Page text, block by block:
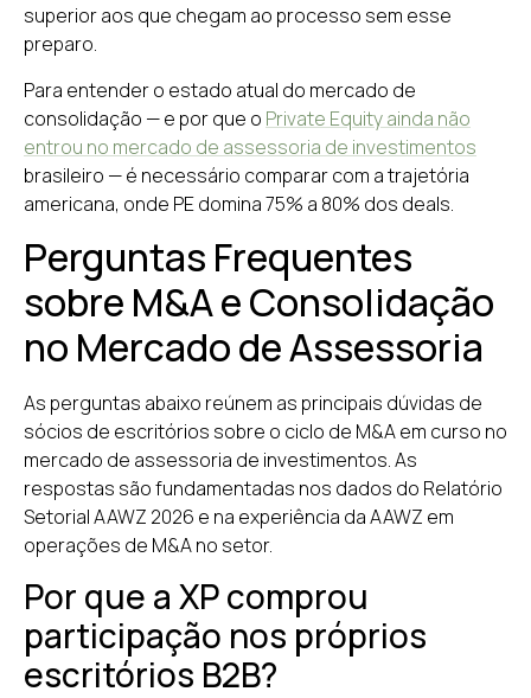
superior aos que chegam ao processo sem esse
preparo.
Para entender o estado atual do mercado de
consolidação — e por que o Private Equity ainda não
entrou no mercado de assessoria de investimentos
brasileiro — é necessário comparar com a trajetória
americana, onde PE domina 75% a 80% dos deals.
Perguntas Frequentes
sobre M&A e Consolidação
no Mercado de Assessoria
As perguntas abaixo reúnem as principais dúvidas de
sócios de escritórios sobre o ciclo de M&A em curso no
mercado de assessoria de investimentos. As
respostas são fundamentadas nos dados do Relatório
Setorial AAWZ 2026 e na experiência da AAWZ em
operações de M&A no setor.
Por que a XP comprou
participação nos próprios
escritórios B2B?